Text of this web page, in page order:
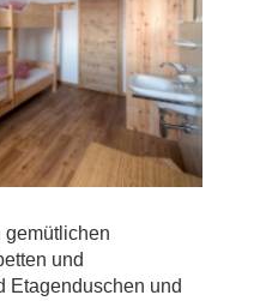
gemütlichen
und
Etagenduschen und